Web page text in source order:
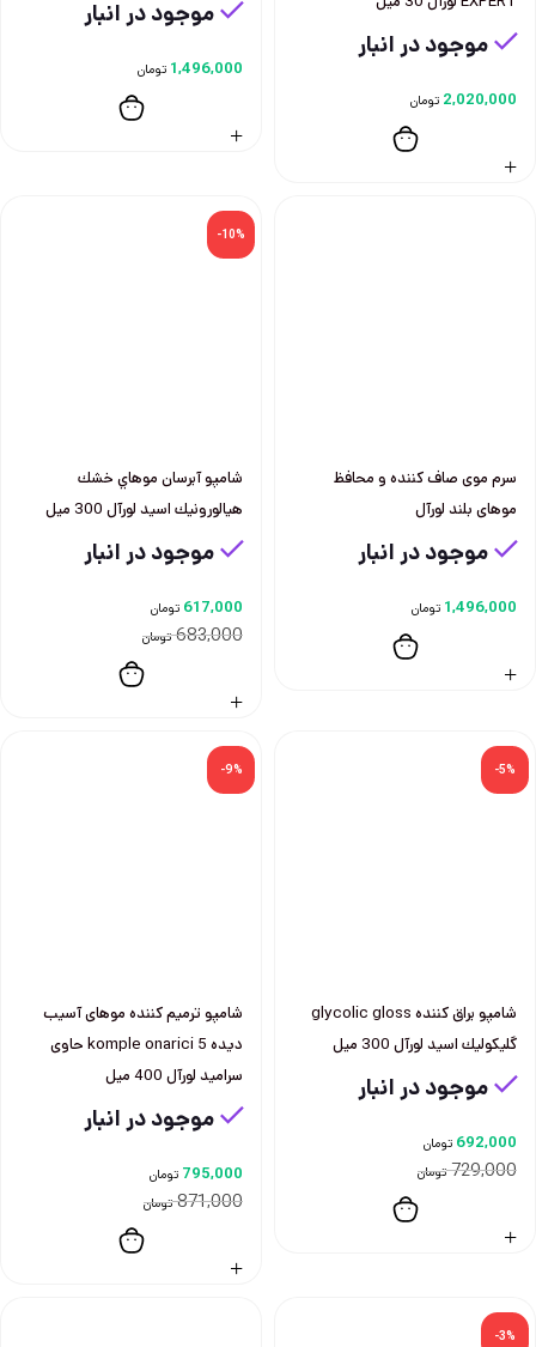
موجود در انبار
2,020,000 تومان
موجود در انبار
1,496,000 تومان
سرم موی صاف کننده و محافظ
موهای بلند لورآل
موجود در انبار
1,496,000 تومان
-10%
شامپو آبرسان موهاي خشك
هيالورونيك اسيد لورآل 300 ميل
موجود در انبار
683,000 تومان
617,000 تومان
-5%
شامپو براق كننده glycolic gloss
گليكوليك اسيد لورآل 300 ميل
موجود در انبار
729,000 تومان
692,000 تومان
-9%
شامپو ترميم كننده موهای آسيب
ديده komple onarici 5 حاوی
سراميد لورآل 400 ميل
موجود در انبار
871,000 تومان
795,000 تومان
-3%